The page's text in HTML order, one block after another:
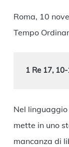
Roma, 10
Tempo
1 Re 17,
Nel linguaggio
mette in uno
mancanza di